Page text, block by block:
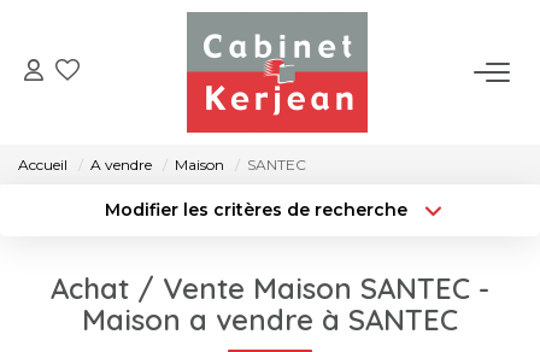
ACHETER
NOS AGENCES
Accueil A vendre Maison SANTEC
Modifier les critères de recherche
Sélectionnez...
Type de bien
Surface min
Achat / Vente Maison SANTEC -
Maison a vendre à SANTEC